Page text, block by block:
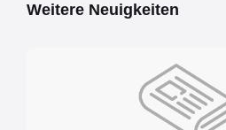
Weitere Neuigkeiten